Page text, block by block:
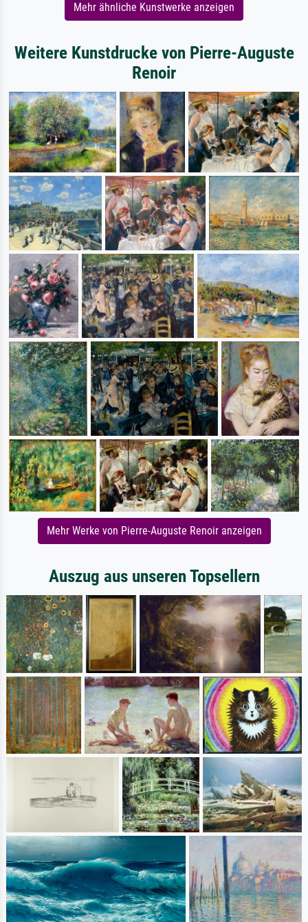
Mehr ähnliche Kunstwerke anzeigen
Weitere Kunstdrucke von Pierre-Auguste
Renoir
Mehr Werke von Pierre-Auguste Renoir anzeigen
Auszug aus unseren Topsellern